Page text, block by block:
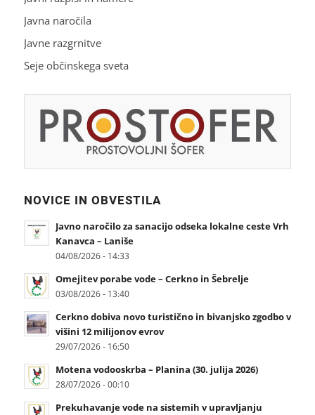
Javna naročila
Javne razgrnitve
Seje občinskega sveta
NOVICE IN OBVESTILA
Javno naročilo za sanacijo odseka lokalne ceste Vrh
Kanavca – Laniše
04/08/2026 - 14:33
Omejitev porabe vode – Cerkno in Šebrelje
03/08/2026 - 13:40
Cerkno dobiva novo turistično in bivanjsko zgodbo v
višini 12 milijonov evrov
29/07/2026 - 16:50
Motena vodooskrba – Planina (30. julija 2026)
28/07/2026 - 00:10
Prekuhavanje vode na sistemih v upravljanju